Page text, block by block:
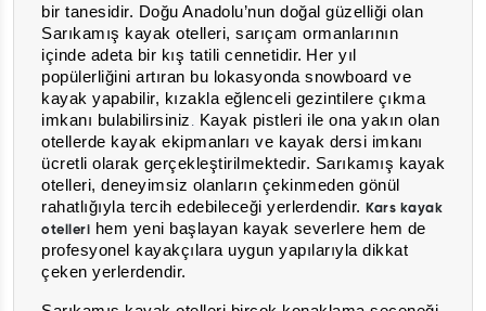
bir tanesidir. Doğu Anadolu’nun doğal güzelliği olan
Sarıkamış kayak otelleri, sarıçam ormanlarının
içinde adeta bir kış tatili cennetidir. Her yıl
popülerliğini artıran bu lokasyonda snowboard ve
kayak yapabilir, kızakla eğlenceli gezintilere çıkma
imkanı bulabilirsiniz . Kayak pistleri ile ona yakın olan
otellerde kayak ekipmanları ve kayak dersi imkanı
ücretli olarak gerçekleştirilmektedir. Sarıkamış kayak
otelleri, deneyimsiz olanların çekinmeden gönül
rahatlığıyla tercih edebileceği yerlerdendir.
Kars kayak
otelleri hem yeni başlayan kayak severlere hem de
profesyonel kayakçılara uygun yapılarıyla dikkat
çeken yerlerdendir.